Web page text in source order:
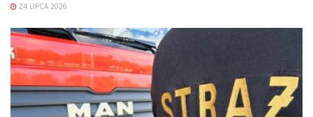
24 LIPCA 2026